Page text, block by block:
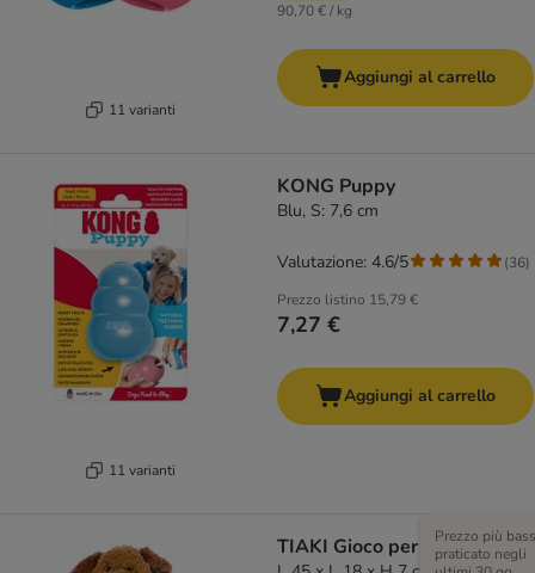
11 varianti
90,70 € / kg
Aggiungi al carrello
11 varianti
KONG Puppy
Blu, S: 7,6 cm
Prezzo listino 15,79 €
7,27 €
Valutazione: 4.6/5 (36)
Aggiungi al carrello
TIAKI Gioco per cani Pepo
Prezzo più
praticato negli